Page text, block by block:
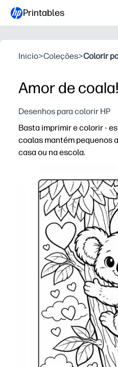
Printables
Inicio>Coleções>Colorir
Amor de coala!
Desenhos para colorir HP
Basta imprimir e colorir -
coalas mantém pequenos
casa ou na escola.
Desenvolve
Fácil engajamento em
Versátil e reimprimível